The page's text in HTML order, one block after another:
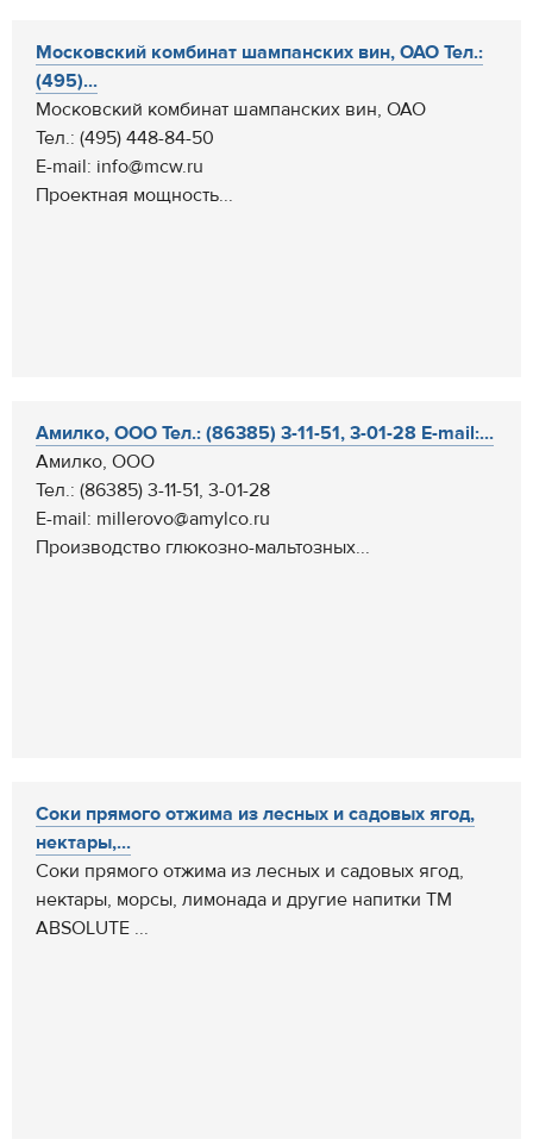
Московский комбинат шампанских вин, ОАО Тел.:
(495)...
Московский комбинат шампанских вин, ОАО
Тел.: (495) 448-84-50
E-mail: info@mcw.ru
Проектная мощность...
Амилко, ООО Тел.: (86385) 3-11-51, 3-01-28 E-mail:...
Амилко, ООО
Тел.: (86385) 3-11-51, 3-01-28
E-mail: millerovo@amylco.ru
Производство глюкозно-мальтозных...
Соки прямого отжима из лесных и садовых ягод,
нектары,...
Соки прямого отжима из лесных и садовых ягод,
нектары, морсы, лимонада и другие напитки ТМ
ABSOLUTE ...